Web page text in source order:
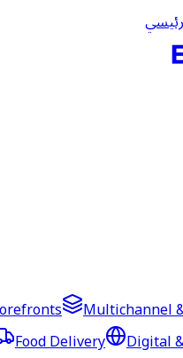
Multichannel
Food Delivery Digital